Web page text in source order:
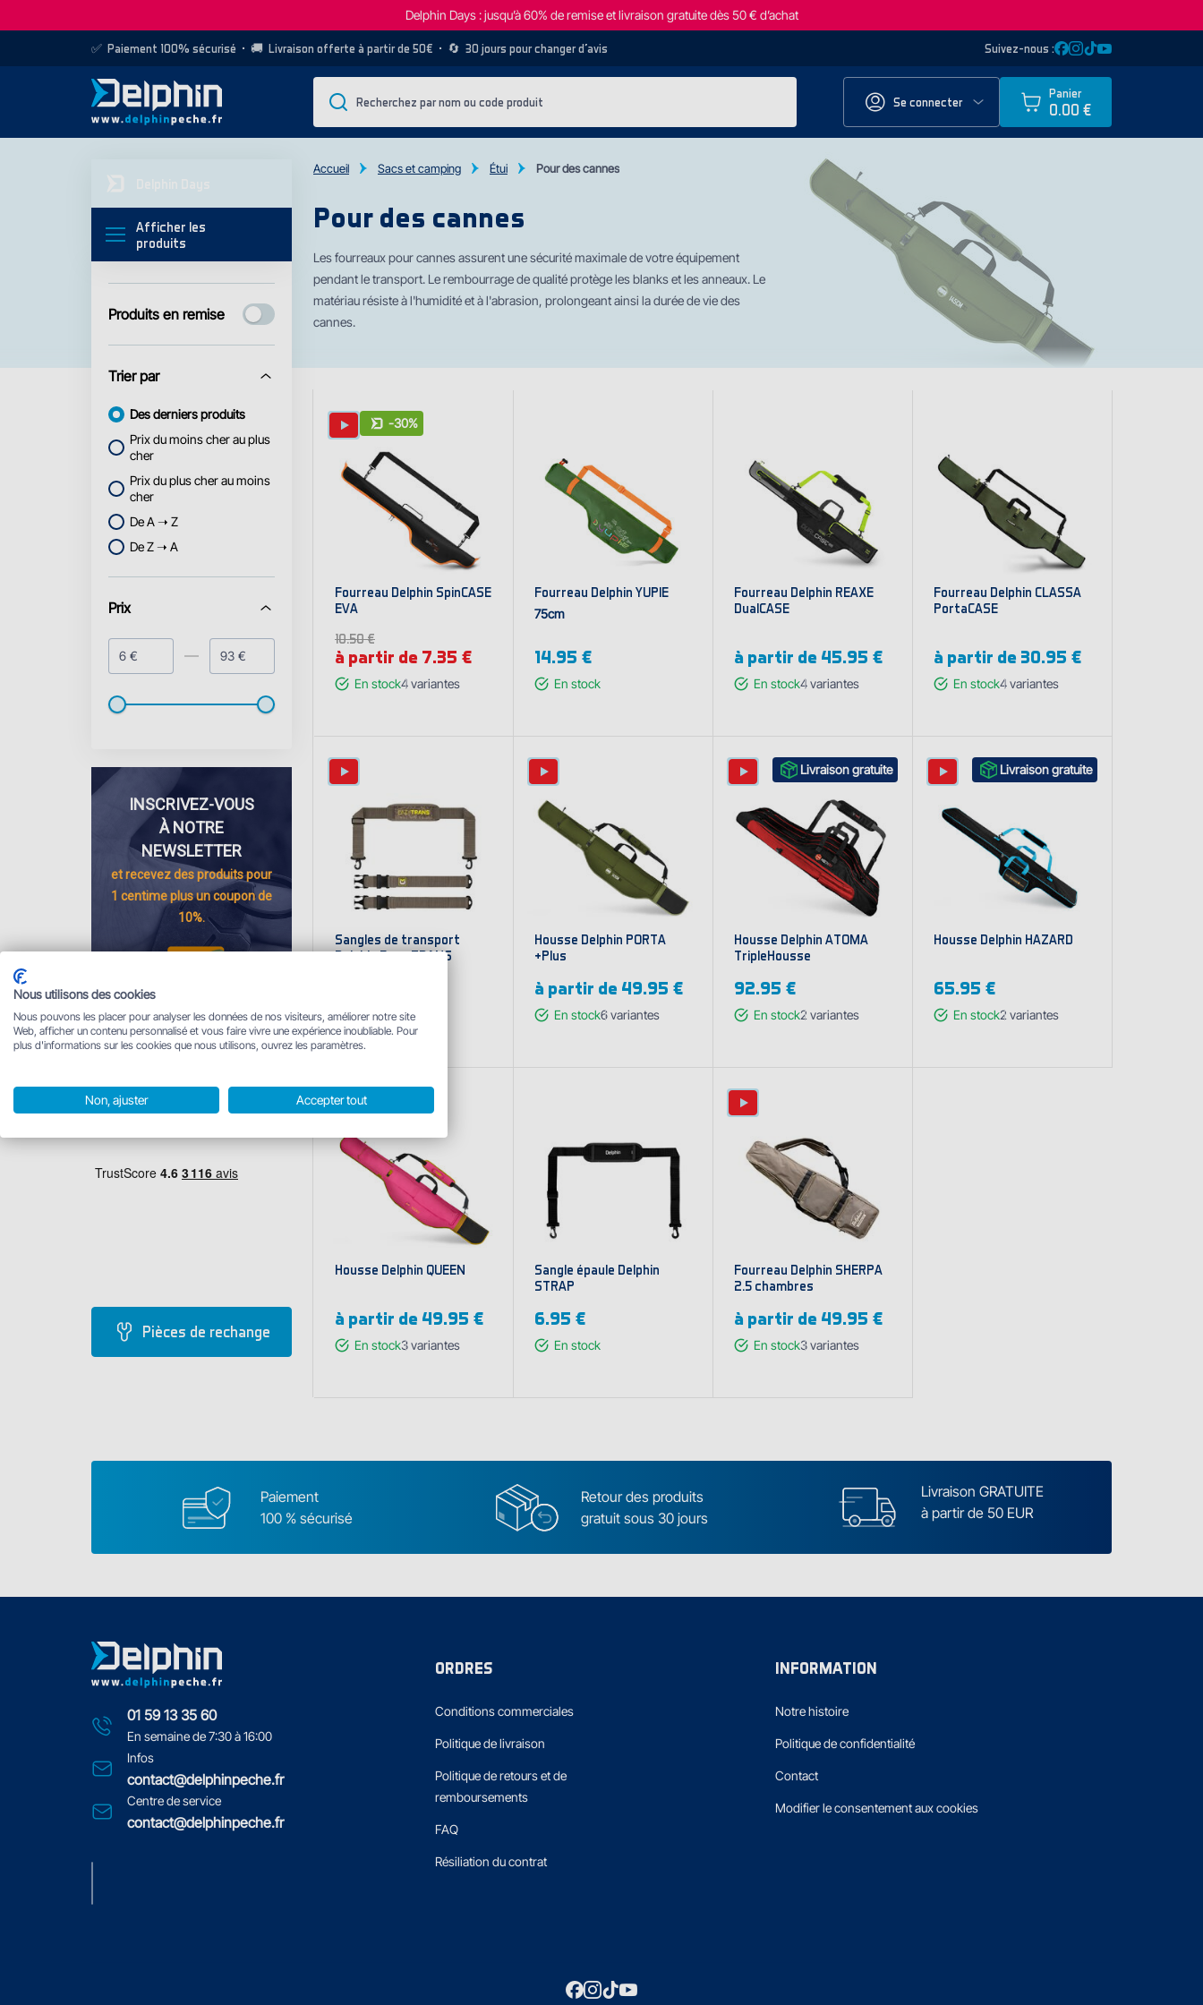
Delphin Days : jusqu’à 60% de remise et livraison gratuite dès 50 € d’achat
✅ Paiement 100% sécurisé • 🚚 Livraison offerte à partir de 50€ • 🔄 30 jours pour changer d’avis Suivez-nous :
Se connecter
Panier
0.00 €
Afficher les
produits
Produits en remise
Trier par
Des derniers produits
Prix du moins cher au plus
cher
Prix du plus cher au moins
cher
De A ➝ Z
De Z ➝ A
Prix
€ €
INSCRIVEZ-VOUS
À NOTRE
NEWSLETTER
et recevez desproduits pour
1 centimeplus un coupon de
10%.
Se connecter
Pièces de rechange
Accueil Sacs et camping Étui Pour des cannes
Pour des cannes
Les fourreaux pour cannes assurent une sécurité maximale de votre équipement
pendant le transport. Le rembourrage de qualité protège les blanks et les anneaux. Le
matériau résiste à l'humidité et à l'abrasion, prolongeant ainsi la durée de vie des
cannes.
-30%
Fourreau Delphin SpinCASE
EVA
10.50 €
à partir de 7.35 €
En stock4variantes
Fourreau Delphin YUPIE
75cm
14.95 €
En stock
Fourreau Delphin REAXE
DualCASE
à partir de 45.95 €
En stock4variantes
Fourreau Delphin CLASSA
PortaCASE
à partir de 30.95 €
En stock4variantes
Sangles de transport
Delphin Eazy TRANS
En stock
Housse Delphin PORTA
+Plus
à partir de 49.95 €
En stock6variantes
Livraison gratuite
Housse Delphin ATOMA
TripleHousse
92.95 €
En stock2 variantes
Livraison gratuite
Housse Delphin HAZARD
65.95 €
En stock2 variantes
Housse Delphin QUEEN
à partir de 49.95 €
En stock3variantes
Sangle épaule Delphin
STRAP
6.95 €
En stock
Fourreau Delphin SHERPA
2.5 chambres
à partir de 49.95 €
En stock3variantes
Paiement
100 % sécurisé
Retour des produits
gratuit sous 30 jours
Livraison GRATUITE
à partir de 50 EUR
01 59 13 35 60
En semaine de 7:30 à 16:00
Infos
contact@delphinpeche.fr
Centre de service
contact@delphinpeche.fr
ORDRES
Conditions commerciales
Politique de livraison
Politique de retours et de
remboursements
FAQ
Résiliation du contrat
INFORMATION
Notre histoire
Politique de confidentialité
Contact
Modifier le consentement aux cookies
Nous utilisons des cookies
Nous pouvons les placer pour analyser les données de nos visiteurs, améliorer notre site
Web, afficher un contenu personnalisé et vous faire vivre une expérience inoubliable. Pour
plus d'informations sur les cookies que nous utilisons, ouvrez les paramètres.
Non, ajuster Accepter tout